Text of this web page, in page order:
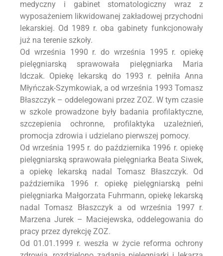
medyczny i gabinet stomatologiczny wraz z
wyposażeniem likwidowanej zakładowej przychodni
lekarskiej. Od 1989 r. oba gabinety funkcjonowały
już na terenie szkoły.
Od września 1990 r. do września 1995 r. opiekę
pielęgniarską sprawowała pielęgniarka Maria
Idczak. Opiekę lekarską do 1993 r. pełniła Anna
Młyńczak-Szymkowiak, a od września 1993 Tomasz
Błaszczyk – oddelegowani przez ZOZ. W tym czasie
w szkole prowadzone były badania profilaktyczne,
szczepienia ochronne, profilaktyka uzależnień,
promocja zdrowia i udzielano pierwszej pomocy.
Od września 1995 r. do października 1996 r. opiekę
pielęgniarską sprawowała pielęgniarka Beata Siwek,
a opiekę lekarską nadal Tomasz Błaszczyk. Od
października 1996 r. opiekę pielęgniarską pełni
pielęgniarka Małgorzata Fuhrmann, opiekę lekarską
nadal Tomasz Błaszczyk a od września 1997 r.
Marzena Jurek – Maciejewska, oddelegowania do
pracy przez dyrekcję ZOZ.
Od 01.01.1999 r. weszła w życie reforma ochrony